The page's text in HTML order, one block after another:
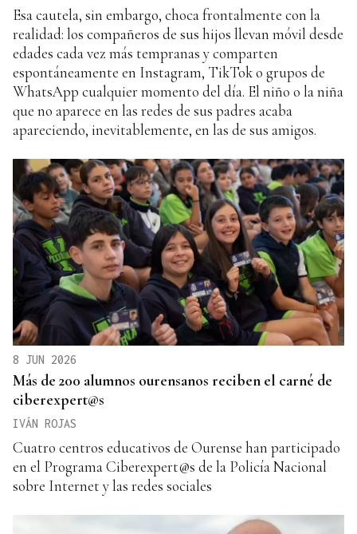
Esa cautela, sin embargo, choca frontalmente con la
realidad: los compañeros de sus hijos llevan móvil desde
edades cada vez más tempranas y comparten
espontáneamente en Instagram, TikTok o grupos de
WhatsApp cualquier momento del día. El niño o la niña
que no aparece en las redes de sus padres acaba
apareciendo, inevitablemente, en las de sus amigos.
8 JUN 2026
Más de 200 alumnos ourensanos reciben el carné de
ciberexpert@s
IVÁN ROJAS
Cuatro centros educativos de Ourense han participado
en el Programa Ciberexpert@s de la Policía Nacional
sobre Internet y las redes sociales